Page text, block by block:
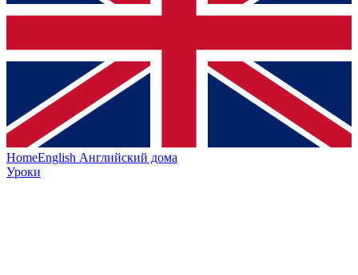
HomeEnglish Английский дома
Уроки